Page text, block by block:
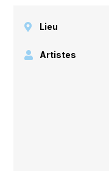
Lieu
Artistes